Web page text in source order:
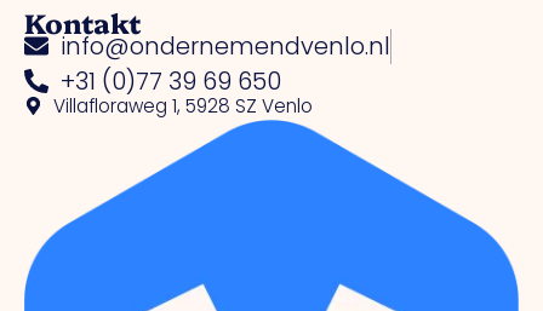
Kontakt
info@ondernemendvenlo.nl
+31 (0)77 39 69 650
Villafloraweg 1, 5928 SZ Venlo